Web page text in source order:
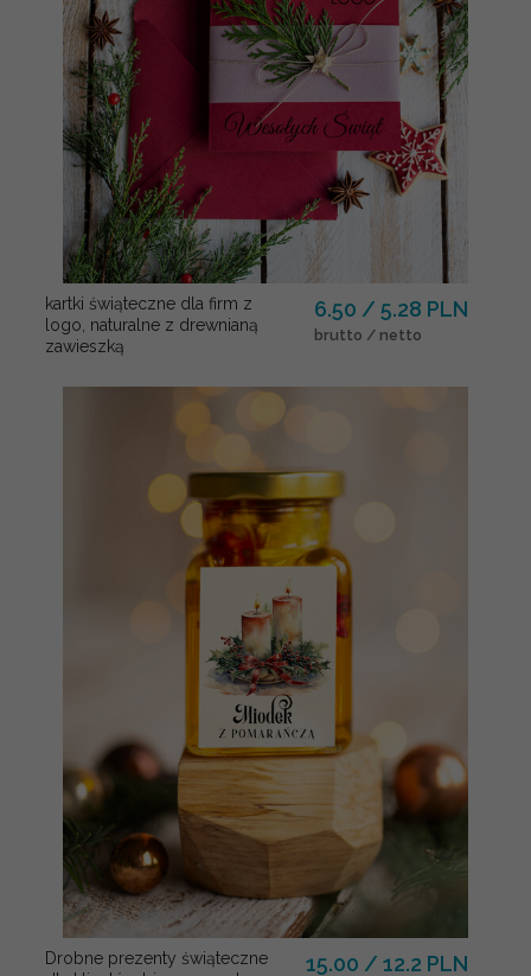
kartki świąteczne dla firm z
logo, naturalne z drewnianą
zawieszką
6.50 / 5.28 PLN
brutto / netto
Drobne prezenty świąteczne
15.00 / 12.2 PLN